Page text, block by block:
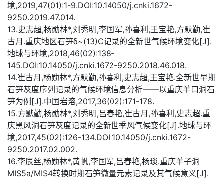
境,2019,47(01):1-9.DOI:10.14050/j.cnki.1672-
9250.2019.47.014.
13.史志超,杨勋林*,刘秀明,李国军,孙喜利,王宝艳,方默勤,崔
古月.重庆地区石笋δ~(13)C记录的全新世气候环境变化[J].
地球与环境,2018,46(02):138-
145.DOI:10.14050/j.cnki.1672-9250.2018.46.018.
14.崔古月,杨勋林*,方默勤,孙喜利,史志超,王宝艳.全新世早期
石笋灰度序列记录的气候环境信息分析——以重庆羊口洞石
笋为例[J].中国岩溶,2017,36(02):171-178.
15.方默勤,杨勋林*,刘秀明,吕春艳,崔古月,孙喜利,史志超.重
庆黑风洞石笋灰度记录的全新世季风气候变化[J].地球与环
境,2017,45(02):126-134.DOI:10.14050/j.cnki.1672-
9250.2017.02.002.
16.李辰丝,杨勋林*,黄帆,李国军,吕春艳,杨琰.重庆羊子洞
MIS5a/MIS4转换时期石笋微量元素记录及其气候意义[J].